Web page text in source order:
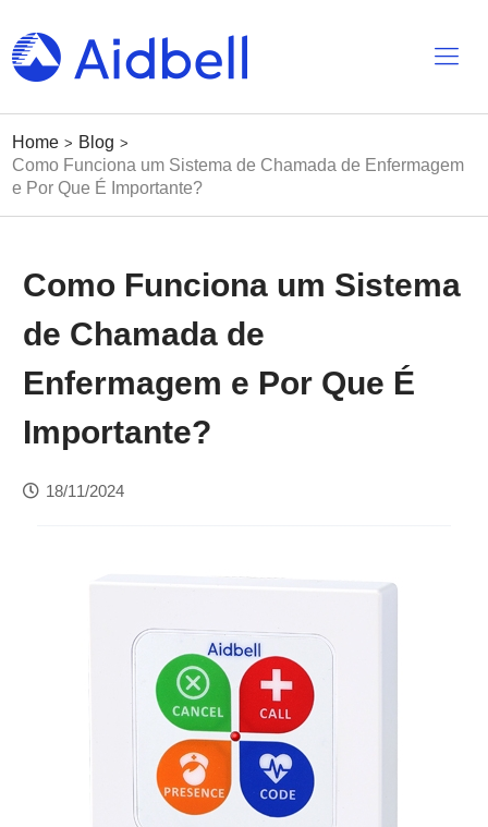
Home > Blog >
Como Funciona um Sistema de Chamada de Enfermagem
e Por Que É Importante?
Como Funciona um Sistema
de Chamada de
Enfermagem e Por Que É
Importante?
18/11/2024